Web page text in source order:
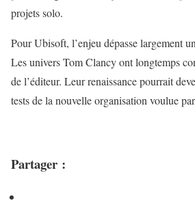
projets solo.
Pour Ubisoft, l’enjeu dépasse largement
Les univers Tom Clancy ont longtemps
de l’éditeur. Leur renaissance pourrait
tests de la nouvelle organisation voulue
Partager :